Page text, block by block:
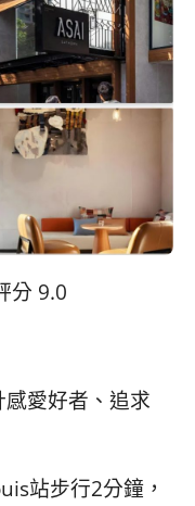
分 9.0
愛好者、追求
站步行2分鐘，